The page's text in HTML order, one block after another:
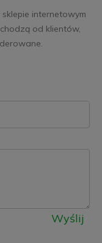
internetowym
od klientów,
Wyślij